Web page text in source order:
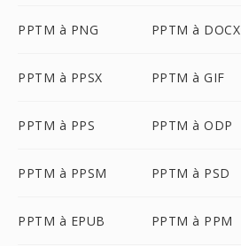
PPTM à PNG PPTM à DOCX
PPTM à PPSX PPTM à GIF
PPTM à PPS PPTM à ODP
PPTM à PPSM PPTM à PSD
PPTM à EPUB PPTM à PPM